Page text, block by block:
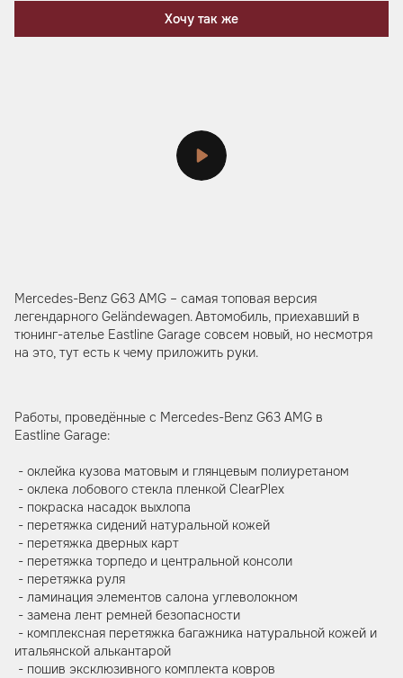
Хочу так же
Mercedes-Benz G63 AMG – самая топовая версия
легендарного Geländewagen. Автомобиль, приехавший в
тюнинг-ателье Eastline Garage совсем новый, но несмотря
на это, тут есть к чему приложить руки.
Работы, проведённые с Mercedes-Benz G63 AMG в
Eastline Garage:
- оклейка кузова матовым и глянцевым полиуретаном
- оклека лобового стекла пленкой ClearPlex
- покраска насадок выхлопа
- перетяжка сидений натуральной кожей
- перетяжка дверных карт
- перетяжка торпедо и центральной консоли
- перетяжка руля
- ламинация элементов салона углеволокном
- замена лент ремней безопасности
- комплексная перетяжка багажника натуральной кожей и
итальянской алькантарой
- пошив эксклюзивного комплекта ковров